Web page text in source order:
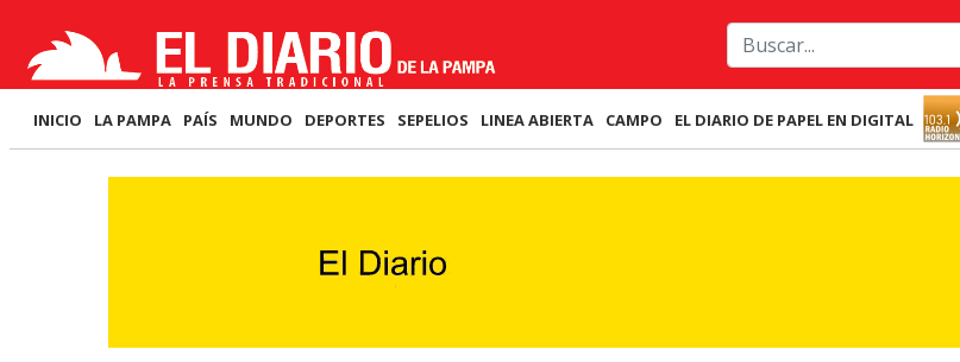
INICIO LA PAMPA PAÍS MUNDO DEPORTES SEPELIOS LINEA ABIERTA CAMPO EL DIARIO DE PAPEL EN DIGITAL